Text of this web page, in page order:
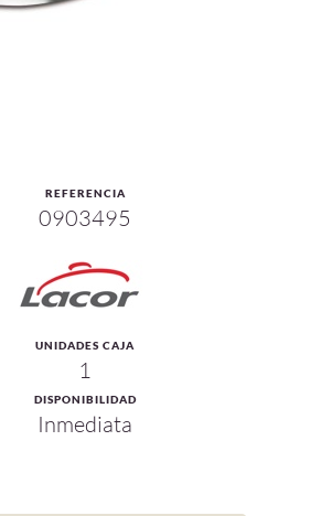
REFERENCIA
0903495
UNIDADES CAJA
1
DISPONIBILIDAD
Inmediata